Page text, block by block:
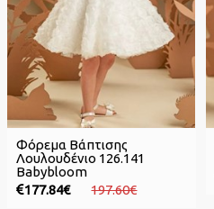
Φόρεμα Βάπτισης
Λουλουδένιο 126.141
Babybloom
177.84€
197.60€